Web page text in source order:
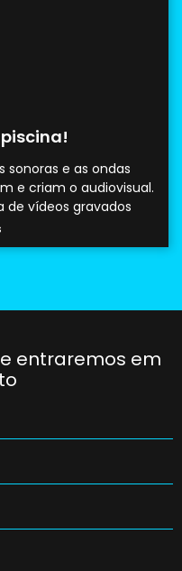
sonoras e as ondas
e criam o audiovisual.
de vídeos gravados
entraremos em